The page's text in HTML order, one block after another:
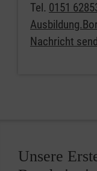
Tel. 0151
Nachricht
Unsere